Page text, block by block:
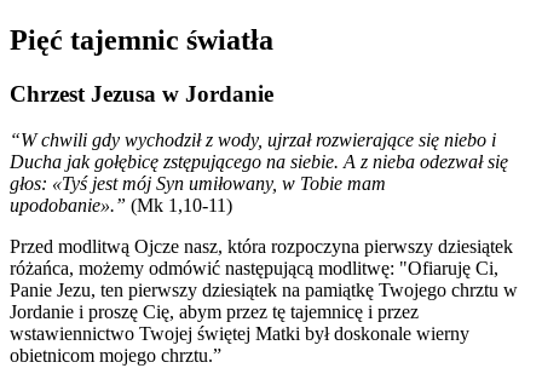
Pięć tajemnic światła
Chrzest Jezusa w Jordanie
“W chwili gdy wychodził z wody, ujrzał rozwierające się niebo i
Ducha jak gołębicę zstępującego na siebie. A z nieba odezwał się
głos: «Tyś jest mój Syn umiłowany, w Tobie mam
upodobanie».” (Mk 1,10-11)
Przed modlitwą Ojcze nasz, która rozpoczyna pierwszy dziesiątek
różańca, możemy odmówić następującą modlitwę: "Ofiaruję Ci,
Panie Jezu, ten pierwszy dziesiątek na pamiątkę Twojego chrztu w
Jordanie i proszę Cię, abym przez tę tajemnicę i przez
wstawiennictwo Twojej świętej Matki był doskonale wierny
obietnicom mojego chrztu.”